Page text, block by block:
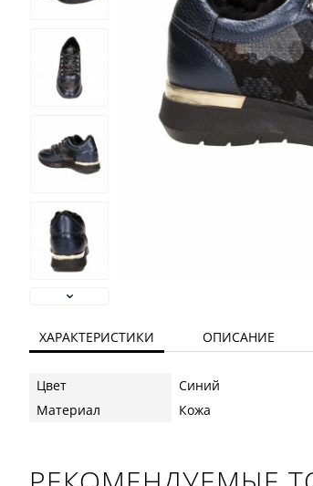
ХАРАКТЕРИСТИКИ ОПИСАНИЕ
Цвет
Синий
Материал
Кожа